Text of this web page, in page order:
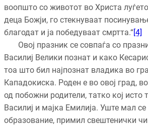
воопшто со животот во Христа
деца Божји, го стекнуваат
благодат и ја победуваат смртта.“[4]
Овој празник се совпаѓа со
Василиј Велики познат и како
тоа што бил најпознат владика во
Кападокиска. Роден е во овој град,
од побожни родители, татко кој исто
Василиј и мајка Емилија. Уште мал се
образование, примил свештенички